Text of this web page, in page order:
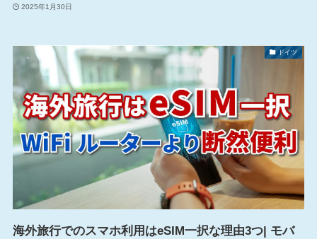
2025年1月30日
ドイツ
海外旅行でのスマホ利用はeSIM一択な理由3つ| モバ